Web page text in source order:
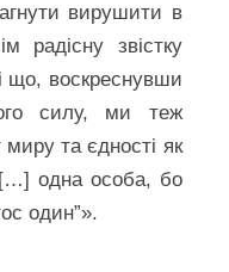
вирушити в
радісну звістку
що, воскреснувши
силу, ми теж
та єдності як
[…] одна особа, бо
один”».